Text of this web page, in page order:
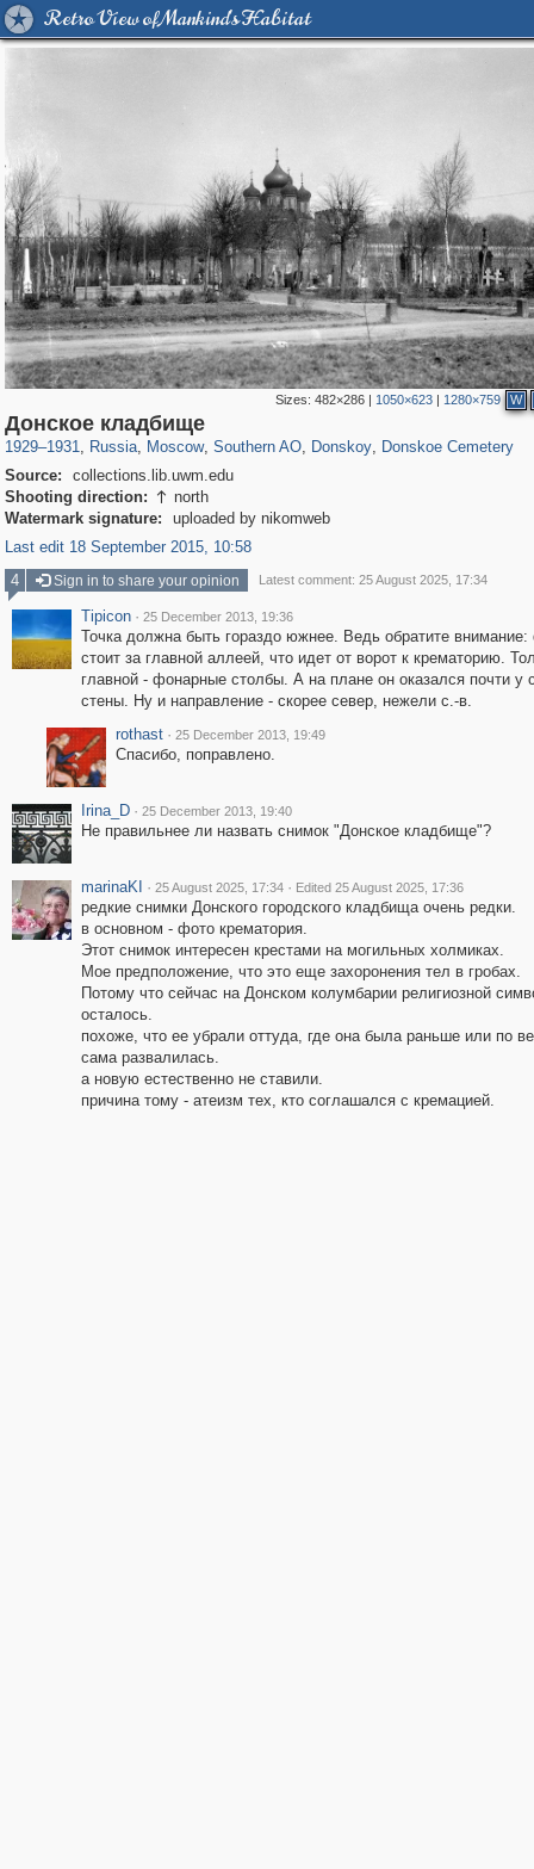
Retro View of Mankind's Habitat
Sizes: 482×286| 1050×623| 1280×759 W
Донское кладбище
1929–1931, Russia
1,406,837
, Moscow
319,861 8,286
, Southern AO
21,648
, Donskoy, Donskoe Cemetery
Source:
collections.lib.uwm.edu
Shooting direction:  north
Watermark signature:
uploaded by nikomweb
Last edit 18 September 2015, 10:58
4
Sign in to share your opinion Latest comment: 25 August 2025, 17:34
Tipicon · 25 December 2013, 19:36
Точка должна быть гораздо южнее. Ведь обратите
стоит за главной аллеей, что идет от ворот к крематорию.
главной - фонарные столбы. А на плане он оказался почти у
стены. Ну и направление - скорее север, нежели с.-в.
rothast · 25 December 2013, 19:49
Спасибо, поправлено.
Irina_D · 25 December 2013, 19:40
Не правильнее ли назвать снимок "Донское кладбище"?
marinaKI · 25 August 2025, 17:34 · Edited 25 August 2025, 17:36
редкие снимки Донского городского кладбища очень редки.
в основном - фото крематория.
Этот снимок интересен крестами на могильных холмиках.
Мое предположение, что это еще захоронения тел в гробах.
Потому что сейчас на Донском колумбарии религиозной
осталось.
похоже, что ее убрали оттуда, где она была раньше или по
сама развалилась.
а новую естественно не ставили.
причина тому - атеизм тех, кто соглашался с кремацией.